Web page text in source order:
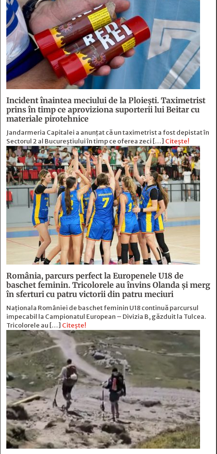
Incident înaintea meciului de la Ploiești. Taximetrist
prins în timp ce aproviziona suporterii lui Beitar cu
materiale pirotehnice
Jandarmeria Capitalei a anunțat că un taximetrist a fost depistat în
Sectorul 2 al Bucureștiului în timp ce oferea zeci […] Citește!
România, parcurs perfect la Europenele U18 de
baschet feminin. Tricolorele au învins Olanda și merg
în sferturi cu patru victorii din patru meciuri
Naționala României de baschet feminin U18 continuă parcursul
impecabil la Campionatul European – Divizia B, găzduit la Tulcea.
Tricolorele au […] Citește!